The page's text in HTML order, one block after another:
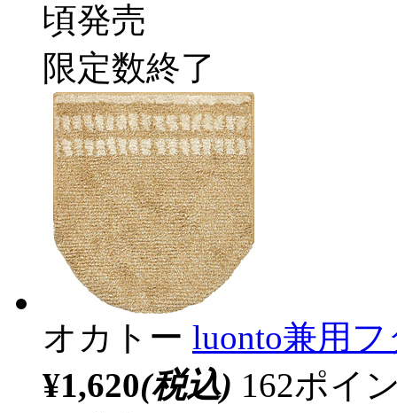
頃発売
限定数終了
オカトー luonto兼用
¥1,620(税込) 162ポイ